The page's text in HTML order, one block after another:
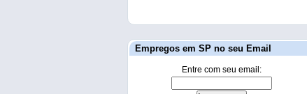
Empregos em SP no seu Email
Entre com seu email: